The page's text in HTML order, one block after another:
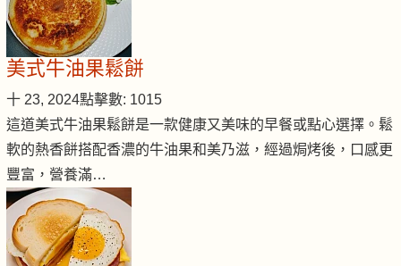
美式牛油果鬆餅
十 23, 2024點擊數: 1015
這道美式牛油果鬆餅是一款健康又美味的早餐或點心選擇。鬆
軟的熱香餅搭配香濃的牛油果和美乃滋，經過焗烤後，口感更
豐富，營養滿…